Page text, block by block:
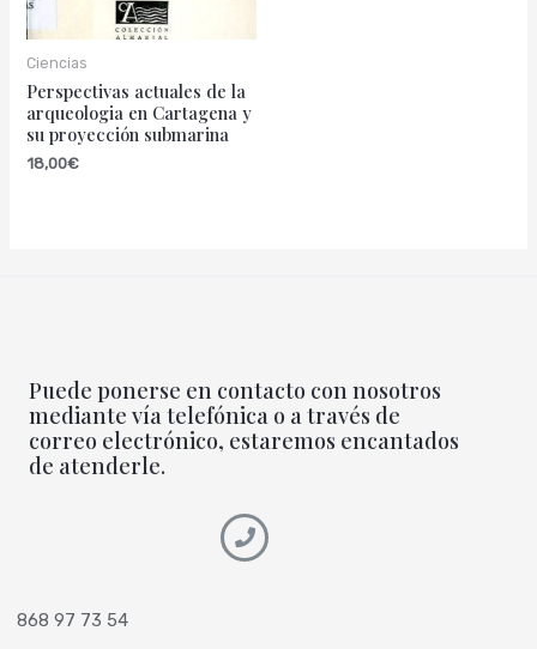
Ciencias
Perspectivas actuales de la
arqueologia en Cartagena y
su proyección submarina
18,00€
Puede ponerse en contacto con nosotros
mediante vía telefónica o a través de
correo electrónico, estaremos encantados
de atenderle.
868 97 73 54